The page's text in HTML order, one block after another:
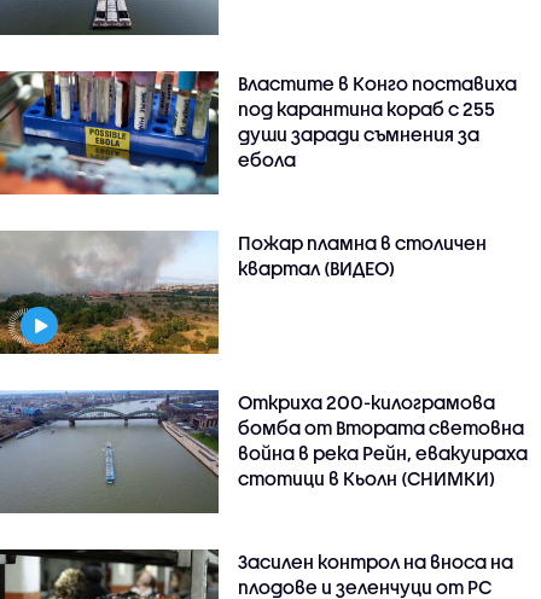
Властите в Конго поставиха
под карантина кораб с 255
души заради съмнения за
ебола
Пожар пламна в столичен
квартал (ВИДЕО)
Откриха 200-килограмова
бомба от Втората световна
война в река Рейн, евакуираха
стотици в Кьолн (СНИМКИ)
Засилен контрол на вноса на
плодове и зеленчуци от РС